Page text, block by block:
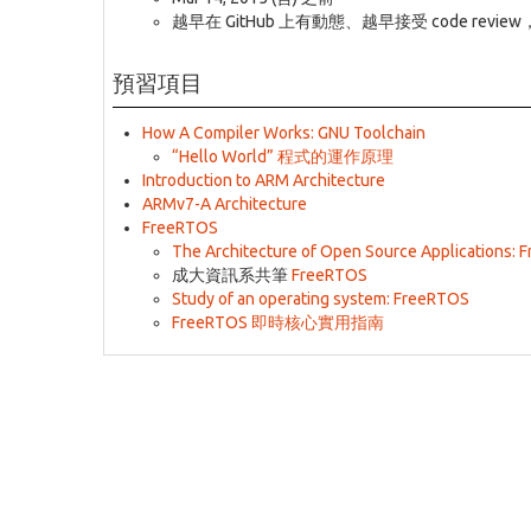
越早在 GitHub 上有動態、越早接受 code review
預習項目
How A Compiler Works: GNU Toolchain
“Hello World” 程式的運作原理
Introduction to ARM Architecture
ARMv7-A Architecture
FreeRTOS
The Architecture of Open Source Applications:
成大資訊系共筆FreeRTOS
Study of an operating system: FreeRTOS
FreeRTOS 即時核心實用指南